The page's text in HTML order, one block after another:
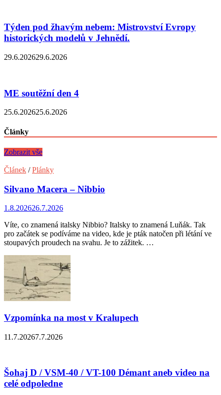
Týden pod žhavým nebem: Mistrovství Evropy
historických modelů v Jehnědí.
29.6.202629.6.2026
ME soutěžní den 4
25.6.202625.6.2026
Články
Zobrazit vše
Článek /Plánky
Silvano Macera – Nibbio
1.8.202626.7.2026
Víte, co znamená italsky Nibbio? Italsky to znamená Luňák. Tak
pro začátek se podíváme na video, kde je pták natočen při létání ve
stoupavých proudech na svahu. Je to zážitek. …
Vzpomínka na most v Kralupech
11.7.20267.7.2026
Šohaj D / VSM-40 / VT-100 Démant aneb video na
celé odpoledne